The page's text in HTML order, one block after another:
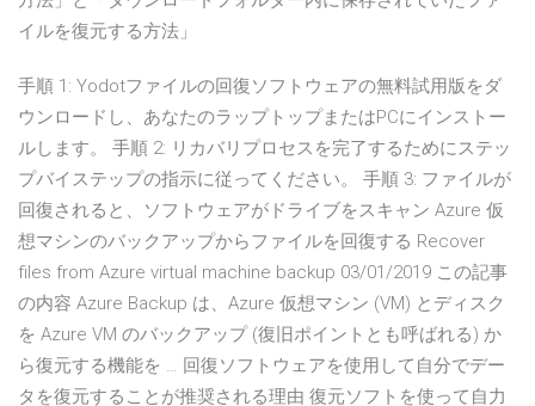
イルを復元する方法」
手順 1: Yodotファイルの回復ソフトウェアの無料試用版をダ
ウンロードし、あなたのラップトップまたはPCにインストー
ルします。 手順 2: リカバリプロセスを完了するためにステッ
プバイステップの指示に従ってください。 手順 3: ファイルが
回復されると、ソフトウェアがドライブをスキャン Azure 仮
想マシンのバックアップからファイルを回復する Recover
files from Azure virtual machine backup 03/01/2019 この記事
の内容 Azure Backup は、Azure 仮想マシン (VM) とディスク
を Azure VM のバックアップ (復旧ポイントとも呼ばれる) か
ら復元する機能を … 回復ソフトウェアを使用して自分でデー
タを復元することが推奨される理由 復元ソフトを使って自力